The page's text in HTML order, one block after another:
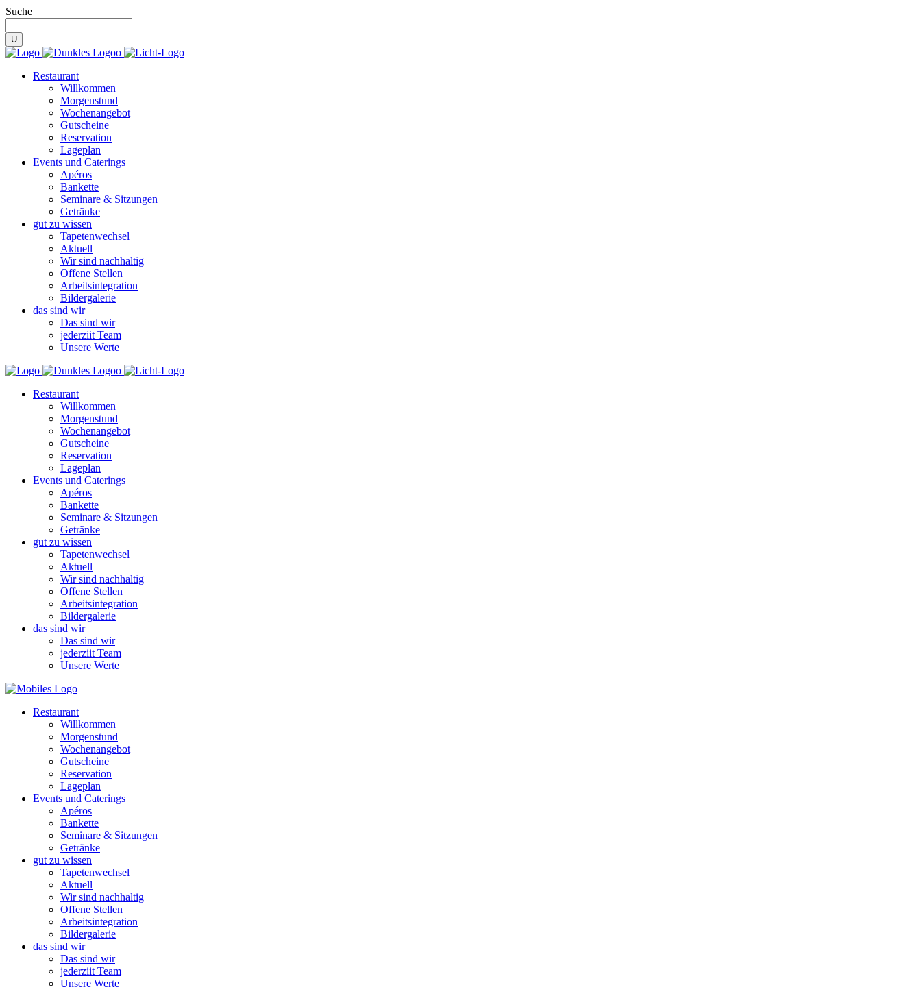
Suche
Restaurant
Willkommen
Morgenstund
Wochenangebot
Gutscheine
Reservation
Lageplan
Events und Caterings
Apéros
Bankette
Seminare & Sitzungen
Getränke
gut zu wissen
Tapetenwechsel
Aktuell
Wir sind nachhaltig
Offene Stellen
Arbeitsintegration
Bildergalerie
das sind wir
Das sind wir
jederziit Team
Unsere Werte
Restaurant
Willkommen
Morgenstund
Wochenangebot
Gutscheine
Reservation
Lageplan
Events und Caterings
Apéros
Bankette
Seminare & Sitzungen
Getränke
gut zu wissen
Tapetenwechsel
Aktuell
Wir sind nachhaltig
Offene Stellen
Arbeitsintegration
Bildergalerie
das sind wir
Das sind wir
jederziit Team
Unsere Werte
Restaurant
Willkommen
Morgenstund
Wochenangebot
Gutscheine
Reservation
Lageplan
Events und Caterings
Apéros
Bankette
Seminare & Sitzungen
Getränke
gut zu wissen
Tapetenwechsel
Aktuell
Wir sind nachhaltig
Offene Stellen
Arbeitsintegration
Bildergalerie
das sind wir
Das sind wir
jederziit Team
Unsere Werte